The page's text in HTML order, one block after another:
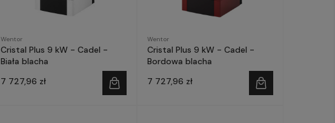
Wentor
Cristal Plus 9 kW - Cadel -
Biała blacha
7 727,96 zł
Wentor
Cristal Plus 9 kW - Cadel -
Bordowa blacha
7 727,96 zł